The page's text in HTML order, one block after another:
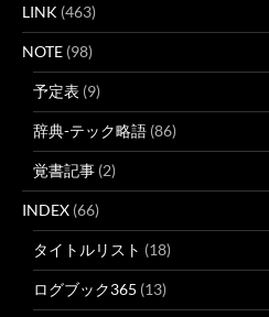
LINK (463)
NOTE (98)
予定表 (9)
辞典-テック略語 (86)
覚書記事 (2)
INDEX (66)
タイトルリスト (18)
ログブック365 (13)